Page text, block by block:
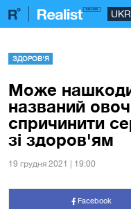
ЗДОРОВ'Я
Може
названий
спричинити
зі здоров'ям
19 грудня 2021 | 19:00
Facebook